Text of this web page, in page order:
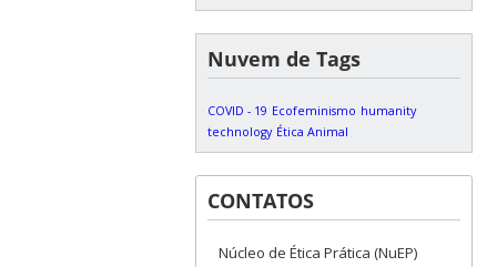
Nuvem de Tags
COVID - 19 Ecofeminismo humanity
technology Ética Animal
CONTATOS
Núcleo de Ética Prática (NuEP)